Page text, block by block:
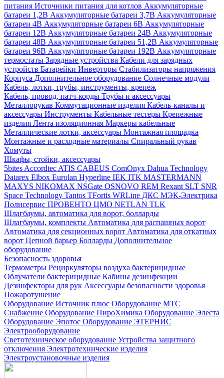
питания Источники питания для котлов Аккумуляторные
батареи 1,2В Аккумуляторные батареи 3,7В Аккумуляторные
батареи 4В Аккумуляторные батареи 6В Аккумуляторные
батареи 12В Аккумуляторные батареи 24В Аккумуляторные
батареи 48В Аккумуляторные батареи 51,2В Аккумуляторные
батареи 96В Аккумуляторные батареи 192В Аккумуляторные
термостаты Зарядные устройства Кабели для зарядных
устройств Батарейки Инверторы Стабилизаторы напряжения
Корпуса Дополнительное оборудование Солнечные модули
Кабель, лотки, трубы, инструменты, крепеж
Кабель, провод, патч-корды Трубы и аксессуары
Металлорукав Коммутационные изделия Кабель-каналы и
аксессуары Инструменты Кабельные тестеры Крепежные
изделия Лента изоляционная Маркеры кабельные
Металлические лотки, аксессуары Монтажная площадка
Монтажные и расходные материалы Спиральный рукав
Хомуты
Шкафы, стойки, аксессуары
5bites Accordtec ATIS CABEUS ComOnyx Dahua Technology
Datarex Elbox Eurolan Hyperline IEK ITK MASTERMANN
MAXYS NIKOMAX NSGate OSNOVO REM Rexant SLT SNR
Space Technology Tantos TFortis WRLine ДКС МЭК-Электрика
Полисервис ПРОВЕНТО ЦМО NETLAN TLK
Шлагбаумы, автоматика для ворот, болларды
Шлагбаумы, комплекты Автоматика для распашных ворот
Автоматика для секционных ворот Автоматика для откатных
ворот Цепной барьер Болларды Дополнительное
оборудование
Безопасность здоровья
Термометры Рециркуляторы воздуха бактерицидные
Облучатели бактерицидные Кабины дезинфекции
Дезинфекторы для рук Аксессуары безопасности здоровья
Пожаротушение
Оборудование Источник плюс Оборудование МТС
Снабжение Оборудование ПироХимика Оборудование Элеста
Оборудование Эпотос Оборудование ЭТЕРНИС
Электрооборудование
Светотехническое оборудование Устройства защитного
отключения Электротехнические изделия
Электроустановочные изделия